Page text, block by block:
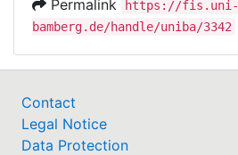
Permalink
https://fis.uni-
bamberg.de/handle/uniba/3342
Contact
Legal Notice
Data Protection